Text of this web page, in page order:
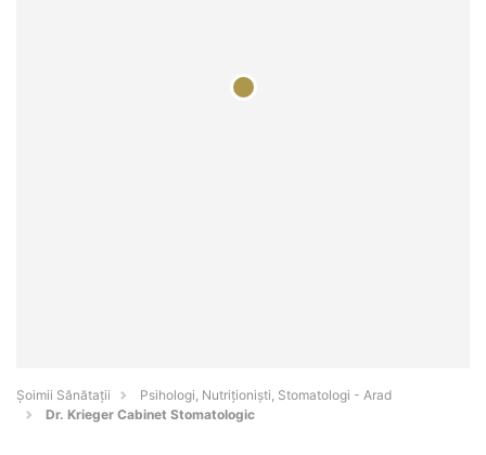
Şoimii Sănătații
Psihologi, Nutriționiști, Stomatologi - Arad
Dr. Krieger Cabinet Stomatologic